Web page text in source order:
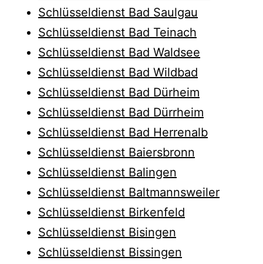
Schlüsseldienst Bad Saulgau
Schlüsseldienst Bad Teinach
Schlüsseldienst Bad Waldsee
Schlüsseldienst Bad Wildbad
Schlüsseldienst Bad Dürheim
Schlüsseldienst Bad Dürrheim
Schlüsseldienst Bad Herrenalb
Schlüsseldienst Baiersbronn
Schlüsseldienst Balingen
Schlüsseldienst Baltmannsweiler
Schlüsseldienst Birkenfeld
Schlüsseldienst Bisingen
Schlüsseldienst Bissingen